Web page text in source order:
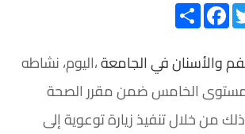
انشر
Facebook
والأسنان في الجامعة،اليوم، نشاطه
الخامس ضمن مقرر الصحة
من خلال تنفيذ زيارة توعوية إلى